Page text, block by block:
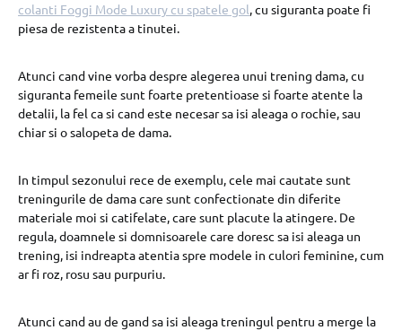
colanti Foggi Mode Luxury cu spatele gol, cu siguranta poate fi
piesa de rezistenta a tinutei.
Atunci cand vine vorba despre alegerea unui trening dama, cu
siguranta femeile sunt foarte pretentioase si foarte atente la
detalii, la fel ca si cand este necesar sa isi aleaga o rochie, sau
chiar si o salopeta de dama.
In timpul sezonului rece de exemplu, cele mai cautate sunt
treningurile de dama care sunt confectionate din diferite
materiale moi si catifelate, care sunt placute la atingere. De
regula, doamnele si domnisoarele care doresc sa isi aleaga un
trening, isi indreapta atentia spre modele in culori feminine, cum
ar fi roz, rosu sau purpuriu.
Atunci cand au de gand sa isi aleaga treningul pentru a merge la